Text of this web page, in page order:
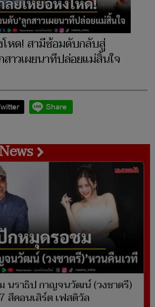
โหด! สามีซ้อมดับกลับสู่
าวเผยนาทีปล่อยแม่สิ้นใจ
นราธิป กาญจนวัฒน์ (วงชาตรี)
สีคอนเสิร์ต เฟสติวัล